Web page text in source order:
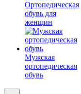
Ортопедическая
обувь для
женщин
Мужская
ортопедическая
обувь